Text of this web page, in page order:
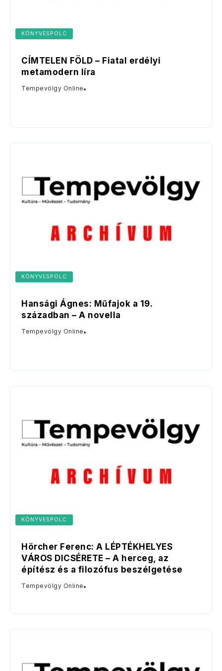
KÖNYVESPOLC
CÍMTELEN FÖLD – Fiatal erdélyi
metamodern líra
Tempevölgy Online
KÖNYVESPOLC
Hansági Ágnes: Műfajok a 19.
században – A novella
Tempevölgy Online
KÖNYVESPOLC
Hörcher Ferenc: A LÉPTÉKHELYES
VÁROS DICSÉRETE – A herceg, az
építész és a filozófus beszélgetése
Tempevölgy Online